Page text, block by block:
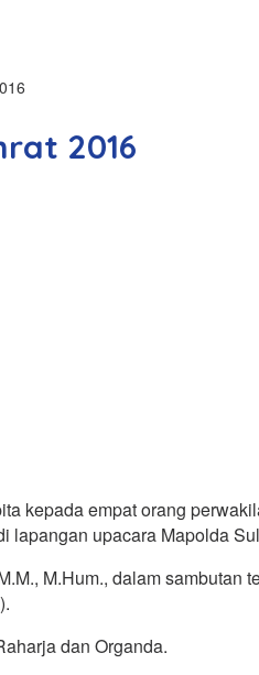
2016
kepada empat orang
lapangan upacara Mapolda
M.Hum., dalam
dan Organda.